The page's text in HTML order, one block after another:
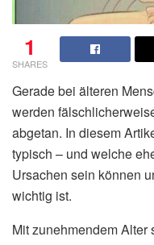
1
SHARES
Gerade bei älteren
werden
abgetan. In diesem
typisch – und welche
Ursachen sein können
wichtig ist.
Mit zunehmendem